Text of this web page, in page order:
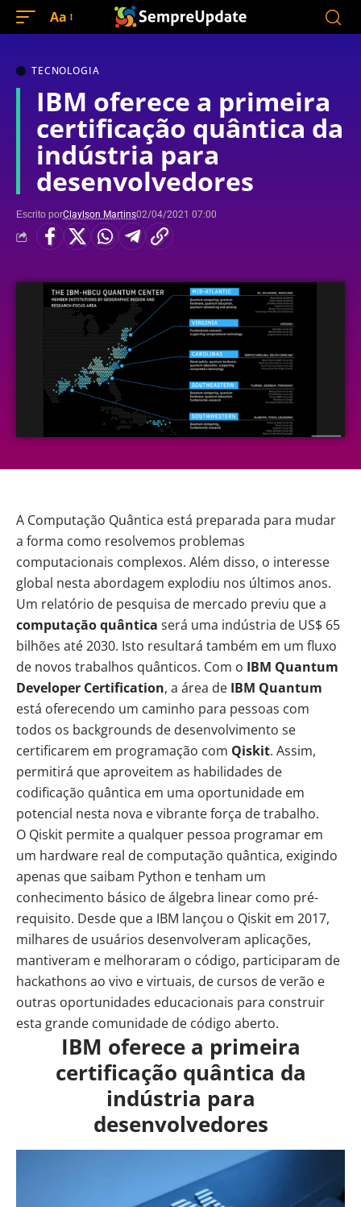
Aa
TECNOLOGIA
IBM oferece a primeira
certificação quântica da
indústria para
desenvolvedores
Escrito porClaylson Martins02/04/2021 07:00
A Computação Quântica está preparada para mudar
a forma como resolvemos problemas
computacionais complexos. Além disso, o interesse
global nesta abordagem explodiu nos últimos anos.
Um relatório de pesquisa de mercado previu que a
computação quântica será uma indústria de US$ 65
bilhões até 2030. Isto resultará também em um fluxo
de novos trabalhos quânticos. Com o IBM Quantum
Developer Certification, a área de IBM Quantum
está oferecendo um caminho para pessoas com
todos os backgrounds de desenvolvimento se
certificarem em programação com Qiskit. Assim,
permitirá que aproveitem as habilidades de
codificação quântica em uma oportunidade em
potencial nesta nova e vibrante força de trabalho.
O Qiskit permite a qualquer pessoa programar em
um hardware real de computação quântica, exigindo
apenas que saibam Python e tenham um
conhecimento básico de álgebra linear como pré-
requisito. Desde que a IBM lançou o Qiskit em 2017,
milhares de usuários desenvolveram aplicações,
mantiveram e melhoraram o código, participaram de
hackathons ao vivo e virtuais, de cursos de verão e
outras oportunidades educacionais para construir
esta grande comunidade de código aberto.
IBM oferece a primeira
certificação quântica da
indústria para
desenvolvedores